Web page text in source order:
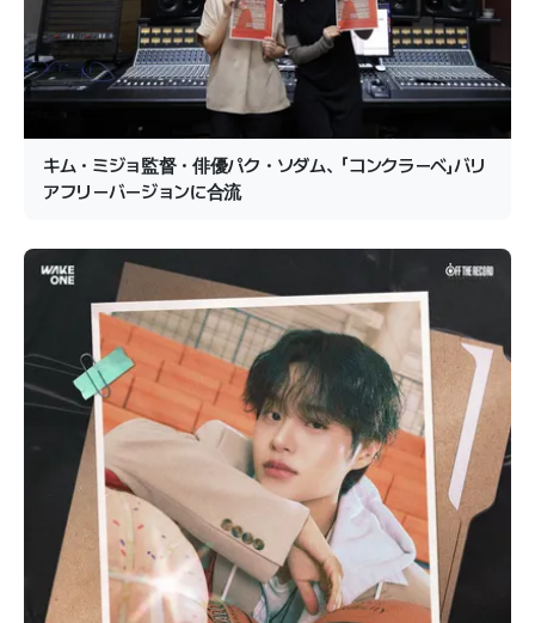
キム・ミジョ監督・俳優パク・ソダム、「コンクラーベ」バリ
アフリーバージョンに合流